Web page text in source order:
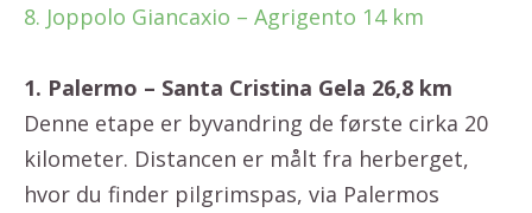
8. Joppolo Giancaxio – Agrigento 14 km
1. Palermo – Santa Cristina Gela 26,8 km
Denne etape er byvandring de første cirka 20
kilometer. Distancen er målt fra herberget,
hvor du finder pilgrimspas, via Palermos